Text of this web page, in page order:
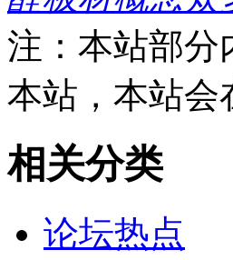
注：本站部分
本站，本站会
相关分类
论坛热点